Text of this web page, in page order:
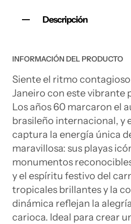
Descripción
INFORMACIÓN DEL PRODUCTO
Siente el ritmo contagioso
Janeiro con este vibrante
Los años 60 marcaron el
brasileño internacional, y
captura la energía única
maravillosa: sus playas
monumentos
y el espíritu festivo del
tropicales brillantes y la
dinámica reflejan la
carioca. Ideal para crear